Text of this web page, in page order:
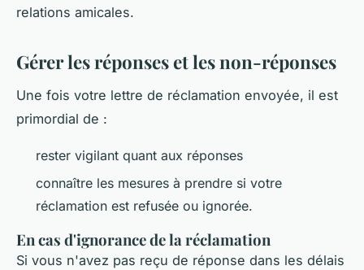
relations amicales.
Gérer les réponses et les non-réponses
Une fois votre lettre de réclamation envoyée, il est
primordial de :
rester vigilant quant aux réponses
connaître les mesures à prendre si votre
réclamation est refusée ou ignorée.
En cas d'ignorance de la réclamation
Si vous n'avez pas reçu de réponse dans les délais